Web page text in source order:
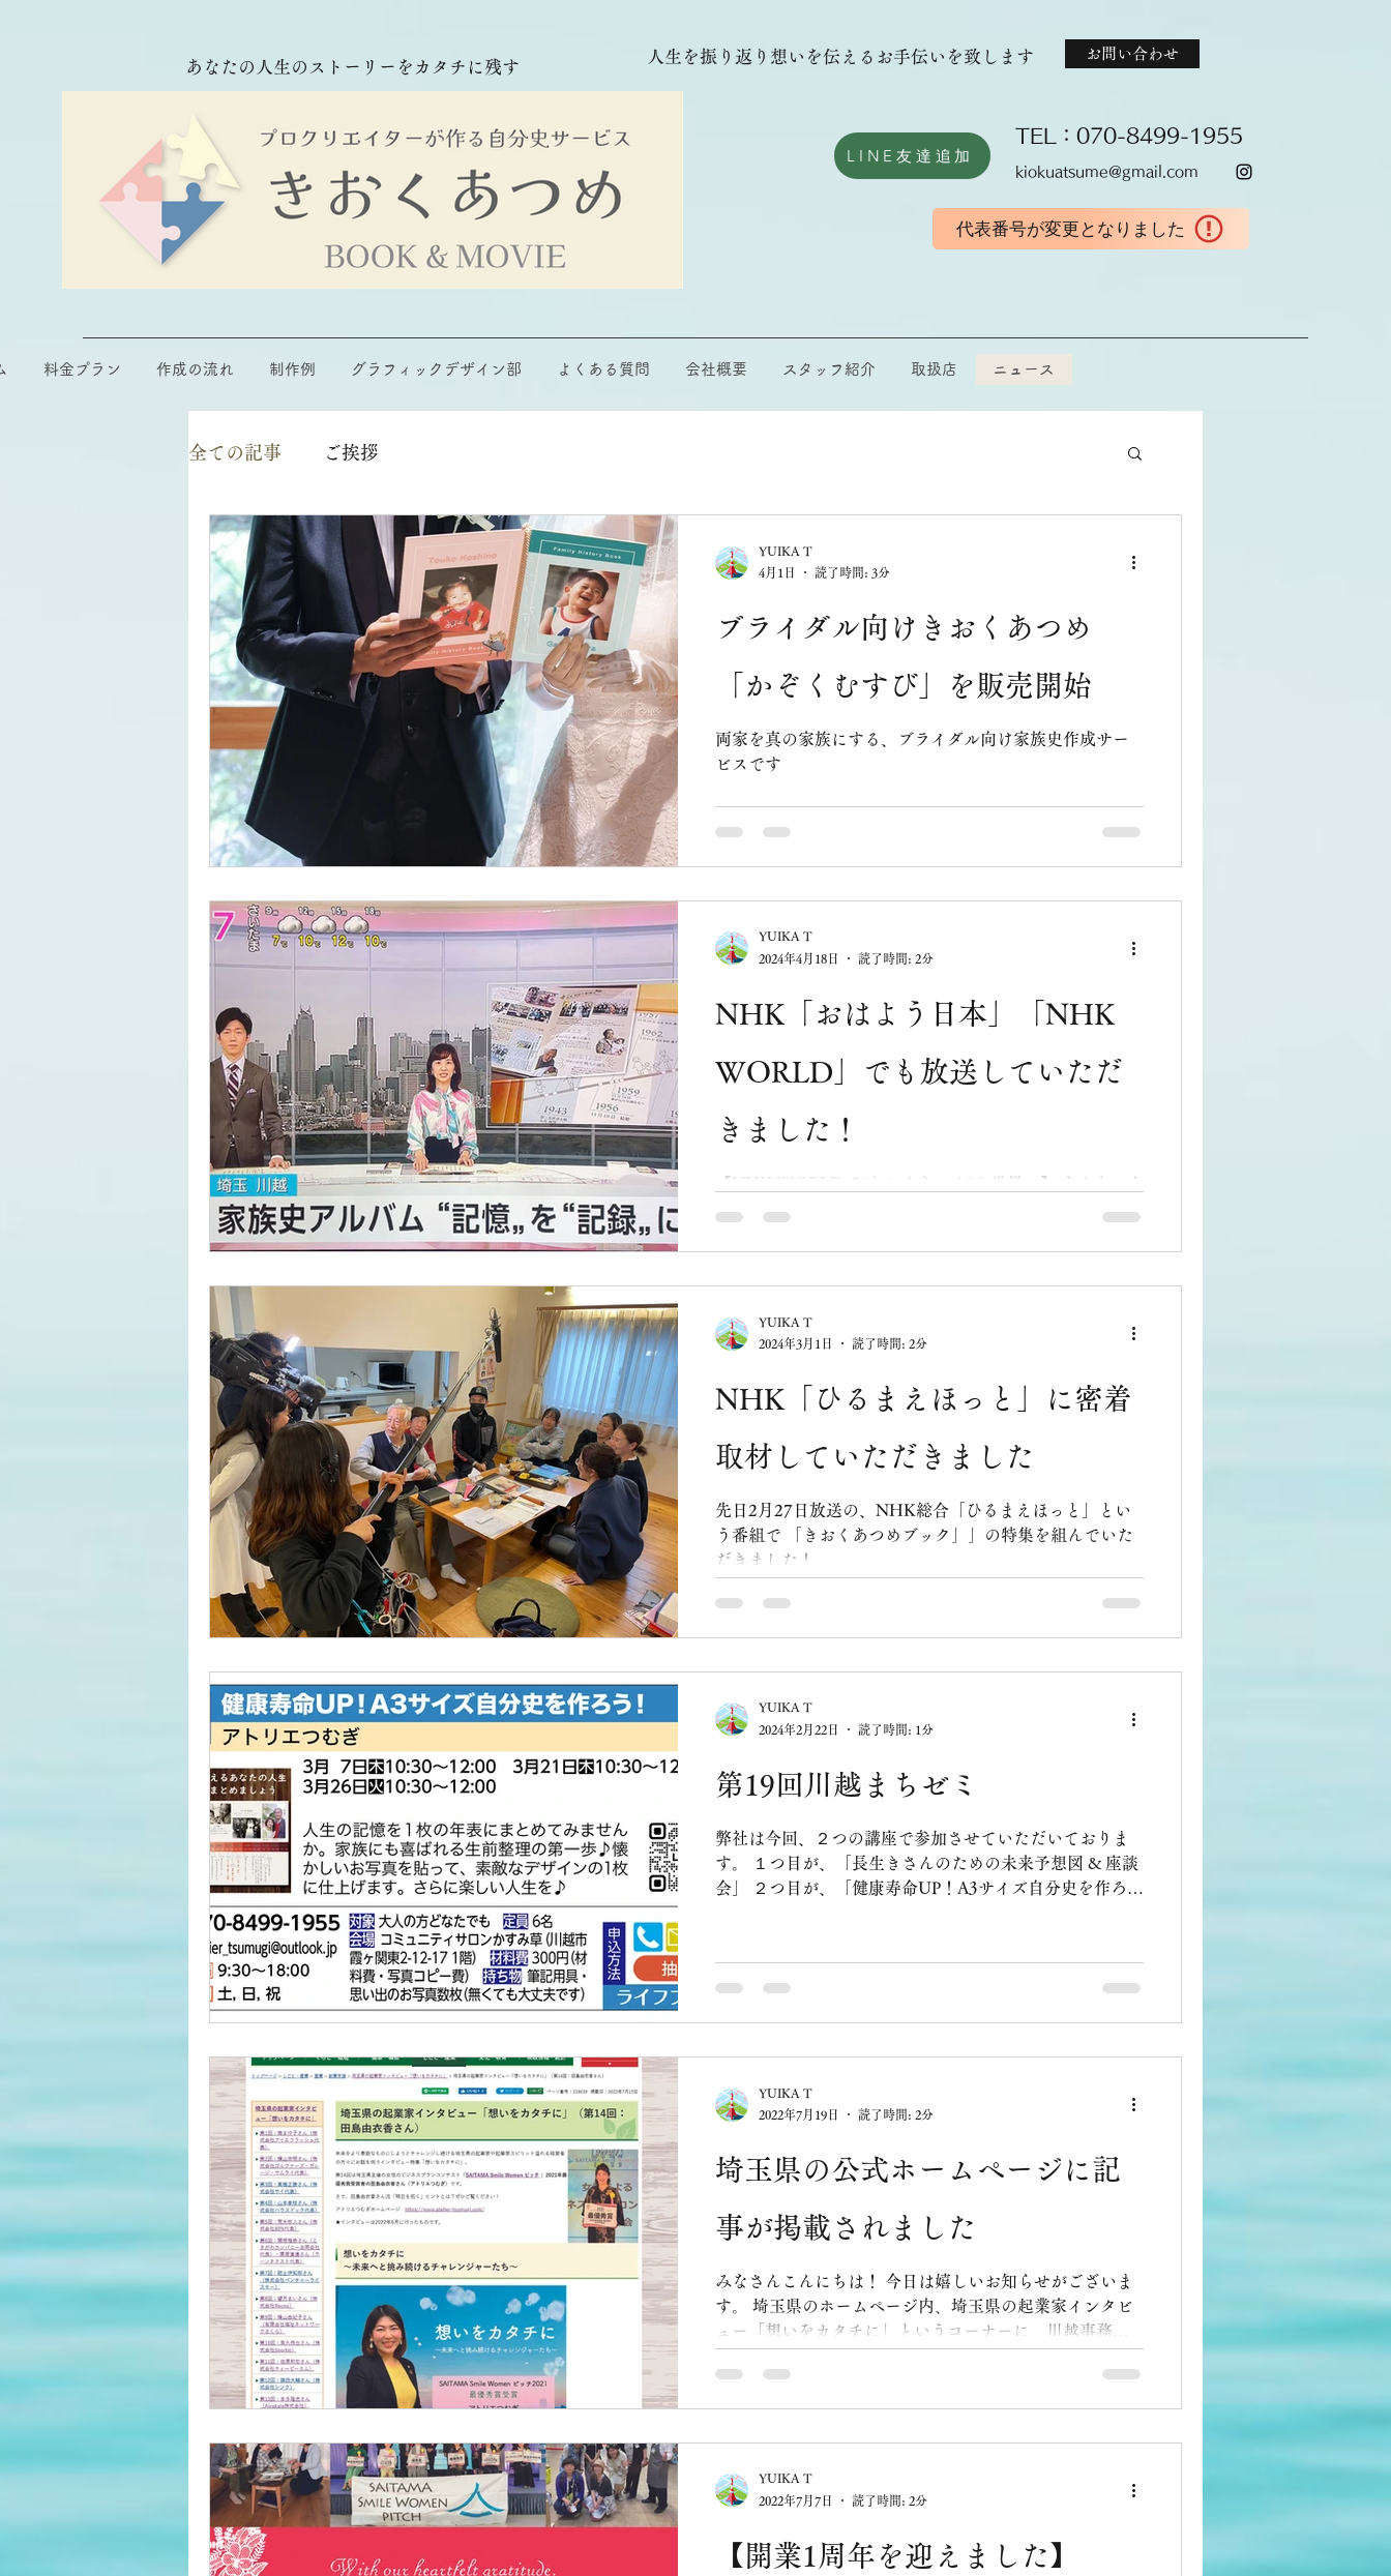
あなたの人生のストーリーをカタチに残す
お問い合わせ
人生を振り返り想いを伝えるお手伝いを致します
LINE友達追加
TEL：070-8499-1955
kiokuatsume@gmail.com
代表番号が変更となりました
料金プラン 作成の流れ 制作例 グラフィックデザイン部 よくある質問 会社概要 スタッフ紹介 取扱店 ニュース
全ての記事 ご挨拶
ブライダル向けきおくあつめ
「かぞくむすび」を販売開始
両家を真の家族にする、ブライダル向け家族史作成サー
ビスです
YUIKA T
4月1日
読了時間: 3分
NHK「おはよう日本」「NHK
WORLD」でも放送していただ
きました！
【NHK WORLDで“きおくあつめ”が世界へ】 なんと…！
NHK「ひるまえほっと」への出演でした。 一都六県での
放送にもかかわらず、多くの方が見てくださり、その反
版）」で再放送され、さらなる広がりを実感していたと
ころ、なんと… NHK WORLDのディレクターの方が偶
然それをご覧くださり、英語吹き替え版に再編集！！ そ
して、いよいよ世界放送へ。アジアを中心に数十か国で
憶を、愛せるかたちに。」 この想いが、日本を超えて、
す。 そして、この放送をきっかけに、「きおくあつめチ
ーム」の制作チームに参入してくれたメンバーも多くい
ます。 特に、この特集の企画から取材、編集、キャスタ
ーまでを担当してくれた、 元NHKキャスターの武田涼花
さんには心から感謝しています。 そしてそして、なんと
YUIKA T
2024年4月18日
読了時間: 2分
NHK「ひるまえほっと」に密着
取材していただきました
先日2月27日放送の、NHK総合「ひるまえほっと」とい
う番組で 「きおくあつめブック」」の特集を組んでいた
だきました！
YUIKA T
2024年3月1日
読了時間: 2分
第19回川越まちゼミ
弊社は今回、２つの講座で参加させていただいておりま
す。 １つ目が、「長生きさんのための未来予想図 & 座談
会」 ２つ目が、「健康寿命UP！A3サイズ自分史を作ろ
YUIKA T
2024年2月22日
読了時間: 1分
埼玉県の公式ホームページに記
事が掲載されました
みなさんこんにちは！ 今日は嬉しいお知らせがございま
す。 埼玉県のホームページ内、埼玉県の起業家インタビ
ュー「想いをカタチに」というコーナーに、川越事務所
となる企画なのですが、歴代の方は皆さま大きな会社の
社長様ばかり…！...
YUIKA T
2022年7月19日
読了時間: 2分
【開業1周年を迎えました】
YUIKA T
2022年7月7日
読了時間: 2分